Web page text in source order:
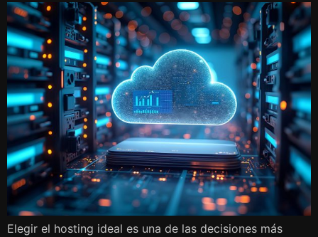
Elegir el hosting ideal es una de las decisiones más